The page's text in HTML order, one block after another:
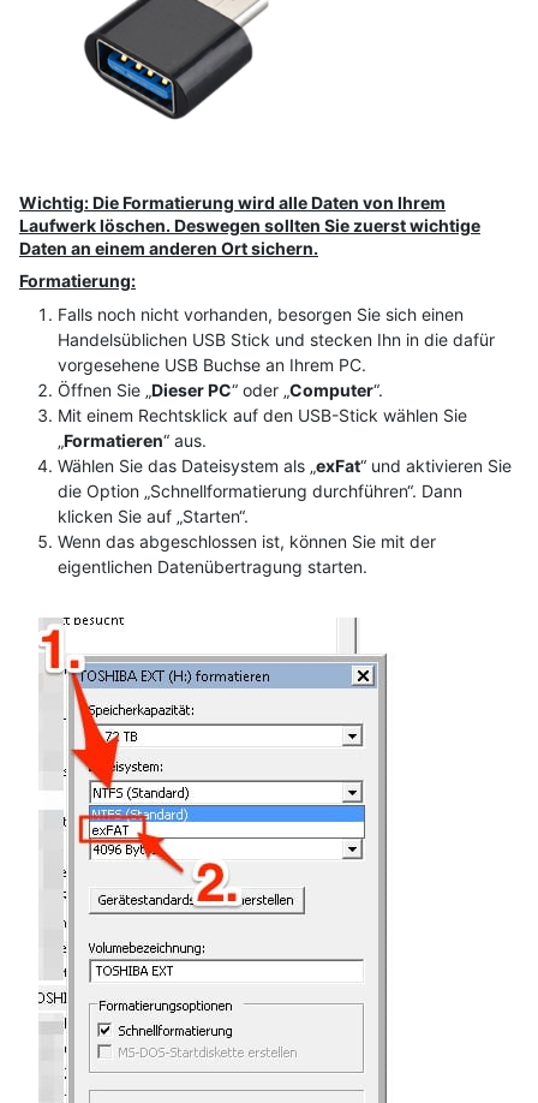
Wichtig: Die Formatierung wird alle Daten von Ihrem
Laufwerk löschen. Deswegen sollten Sie zuerst wichtige
Daten an einem anderen Ort sichern.
Formatierung:
Falls noch nicht vorhanden, besorgen Sie sich einen
Handelsüblichen USB Stick und stecken Ihn in die dafür
vorgesehene USB Buchse an Ihrem PC.
Öffnen Sie „Dieser PC“ oder „Computer“.
Mit einem Rechtsklick auf den USB-Stick wählen Sie
„Formatieren“ aus.
Wählen Sie das Dateisystem als „exFat“ und aktivieren Sie
die Option „Schnellformatierung durchführen“. Dann
klicken Sie auf „Starten“.
Wenn das abgeschlossen ist, können Sie mit der
eigentlichen Datenübertragung starten.